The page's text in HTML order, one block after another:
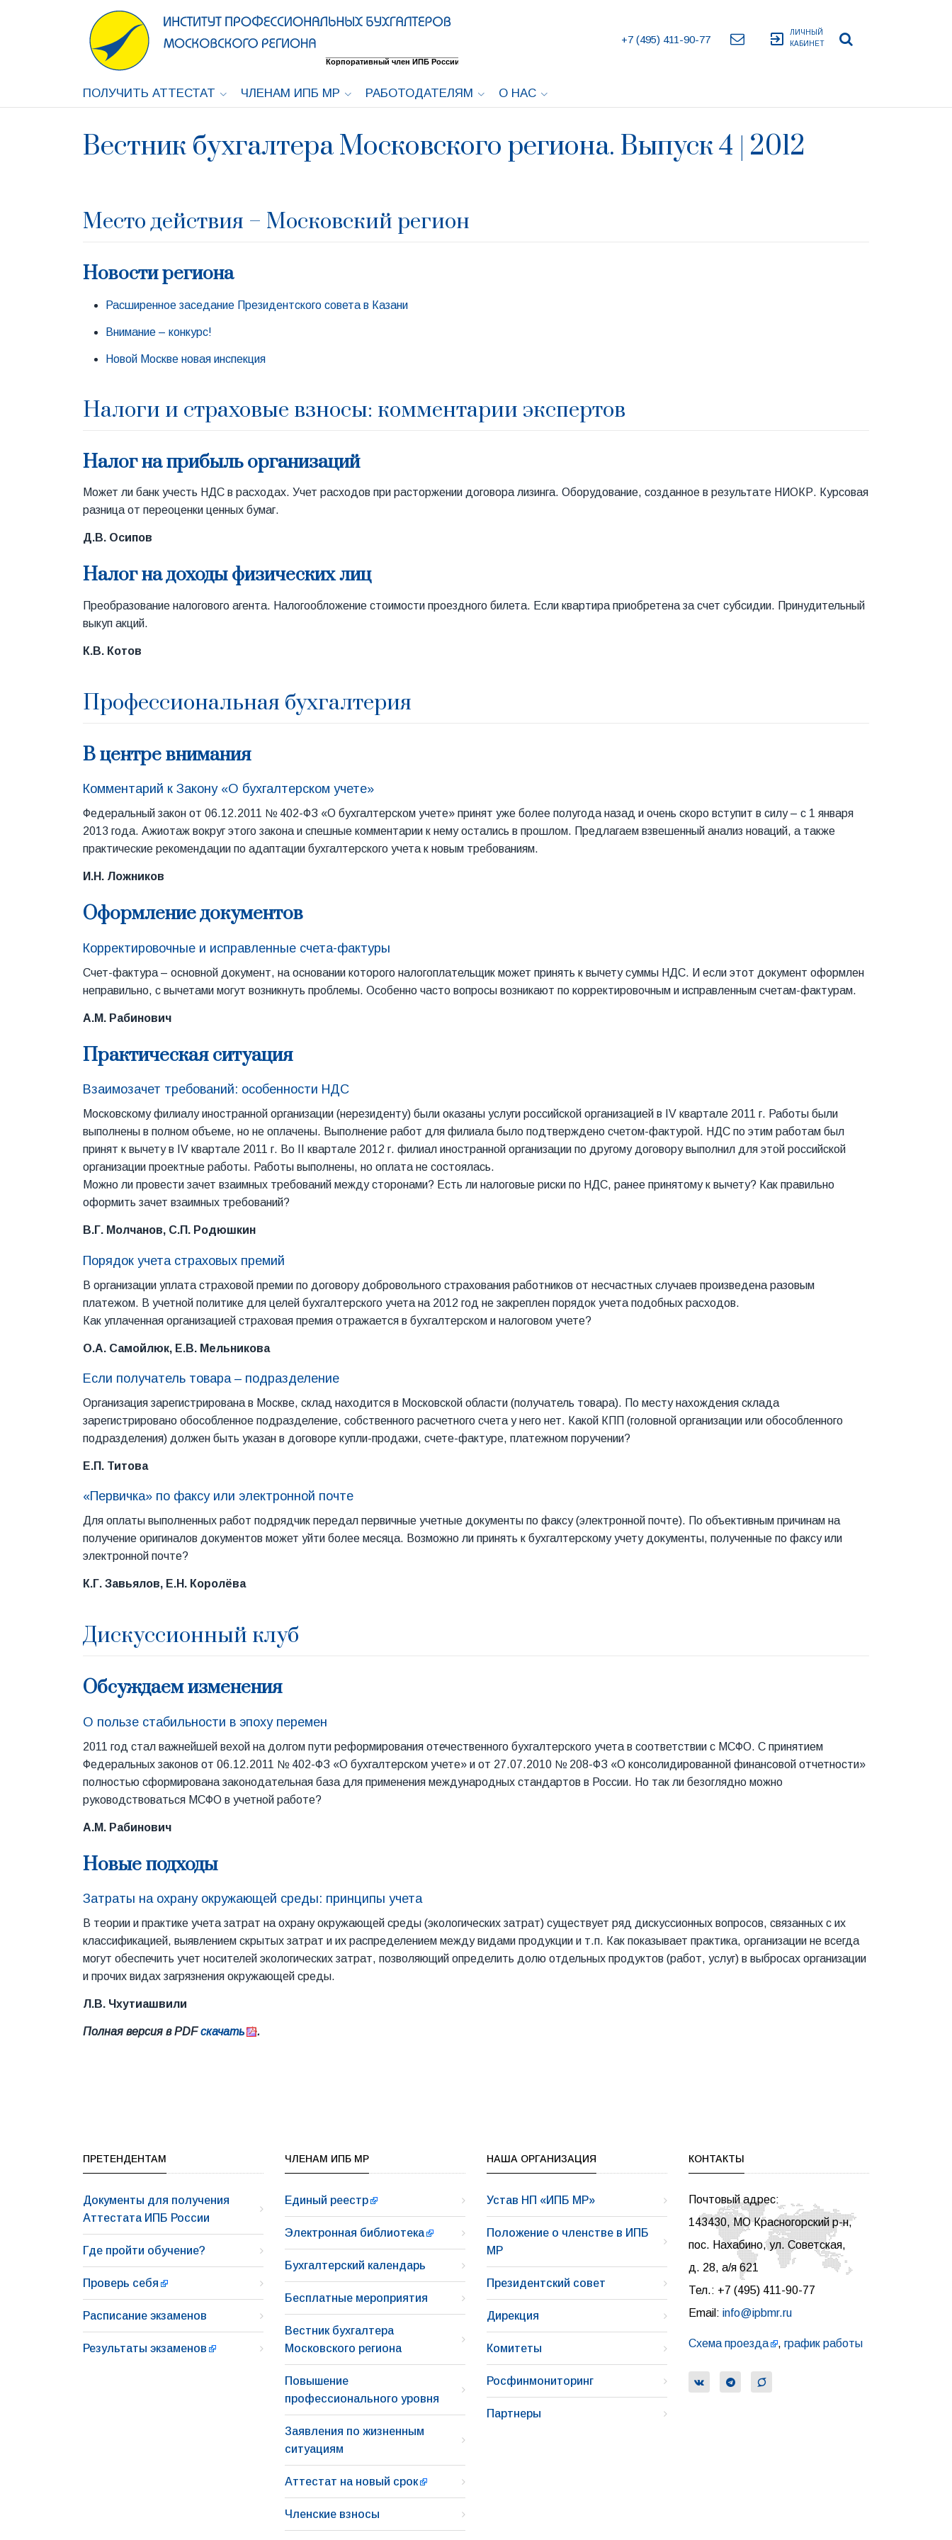
+7 (495) 411-90-77 exit_to_app
ЛИЧНЫЙ
КАБИНЕТ
ПОЛУЧИТЬ АТТЕСТАТ ЧЛЕНАМ ИПБ МР РАБОТОДАТЕЛЯМ О НАС
Вестник бухгалтера Московского региона. Выпуск 4 | 2012
Место действия – Московский регион
Новости региона
Расширенное заседание Президентского совета в Казани
Внимание – конкурс!
Новой Москве новая инспекция
Налоги и страховые взносы: комментарии экспертов
Налог на прибыль организаций
Может ли банк учесть НДС в расходах. Учет расходов при расторжении договора лизинга. Оборудование, созданное в результате НИОКР. Курсовая
разница от переоценки ценных бумаг.
Д.В. Осипов
Налог на доходы физических лиц
Преобразование налогового агента. Налогообложение стоимости проездного билета. Если квартира приобретена за счет субсидии. Принудительный
выкуп акций.
К.В. Котов
Профессиональная бухгалтерия
В центре внимания
Комментарий к Закону «О бухгалтерском учете»
Федеральный закон от 06.12.2011 № 402-ФЗ «О бухгалтерском учете» принят уже более полугода назад и очень скоро вступит в силу – с 1 января
2013 года. Ажиотаж вокруг этого закона и спешные комментарии к нему остались в прошлом. Предлагаем взвешенный анализ новаций, а также
практические рекомендации по адаптации бухгалтерского учета к новым требованиям.
И.Н. Ложников
Оформление документов
Корректировочные и исправленные счета-фактуры
Счет-фактура – основной документ, на основании которого налогоплательщик может принять к вычету суммы НДС. И если этот документ оформлен
неправильно, с вычетами могут возникнуть проблемы. Особенно часто вопросы возникают по корректировочным и исправленным счетам-фактурам.
А.М. Рабинович
Практическая ситуация
Взаимозачет требований: особенности НДС
Московскому филиалу иностранной организации (нерезиденту) были оказаны услуги российской организацией в IV квартале 2011 г. Работы были
выполнены в полном объеме, но не оплачены. Выполнение работ для филиала было подтверждено счетом-фактурой. НДС по этим работам был
принят к вычету в IV квартале 2011 г. Во II квартале 2012 г. филиал иностранной организации по другому договору выполнил для этой российской
организации проектные работы. Работы выполнены, но оплата не состоялась.
Можно ли провести зачет взаимных требований между сторонами? Есть ли налоговые риски по НДС, ранее принятому к вычету? Как правильно
оформить зачет взаимных требований?
В.Г. Молчанов, С.П. Родюшкин
Порядок учета страховых премий
В организации уплата страховой премии по договору добровольного страхования работников от несчастных случаев произведена разовым
платежом. В учетной политике для целей бухгалтерского учета на 2012 год не закреплен порядок учета подобных расходов.
Как уплаченная организацией страховая премия отражается в бухгалтерском и налоговом учете?
О.А. Самойлюк, Е.В. Мельникова
Если получатель товара – подразделение
Организация зарегистрирована в Москве, склад находится в Московской области (получатель товара). По месту нахождения склада
зарегистрировано обособленное подразделение, собственного расчетного счета у него нет. Какой КПП (головной организации или обособленного
подразделения) должен быть указан в договоре купли-продажи, счете-фактуре, платежном поручении?
Е.П. Титова
«Первичка» по факсу или электронной почте
Для оплаты выполненных работ подрядчик передал первичные учетные документы по факсу (электронной почте). По объективным причинам на
получение оригиналов документов может уйти более месяца. Возможно ли принять к бухгалтерскому учету документы, полученные по факсу или
электронной почте?
К.Г. Завьялов, Е.Н. Королёва
Дискуссионный клуб
Обсуждаем изменения
О пользе стабильности в эпоху перемен
2011 год стал важнейшей вехой на долгом пути реформирования отечественного бухгалтерского учета в соответствии с МСФО. С принятием
Федеральных законов от 06.12.2011 № 402-ФЗ «О бухгалтерском учете» и от 27.07.2010 № 208-ФЗ «О консолидированной финансовой отчетности»
полностью сформирована законодательная база для применения международных стандартов в России. Но так ли безоглядно можно
руководствоваться МСФО в учетной работе?
А.М. Рабинович
Новые подходы
Затраты на охрану окружающей среды: принципы учета
В теории и практике учета затрат на охрану окружающей среды (экологических затрат) существует ряд дискуссионных вопросов, связанных с их
классификацией, выявлением скрытых затрат и их распределением между видами продукции и т.п. Как показывает практика, организации не всегда
могут обеспечить учет носителей экологических затрат, позволяющий определить долю отдельных продуктов (работ, услуг) в выбросах организации
и прочих видах загрязнения окружающей среды.
Л.В. Чхутиашвили
Полная версия в PDFскачать .
ПРЕТЕНДЕНТАМ
Документы для получения
Аттестата ИПБ России
Где пройти обучение?
Проверь себя
Расписание экзаменов
Результаты экзаменов
ЧЛЕНАМ ИПБ МР
Единый реестр
Электронная библиотека
Бухгалтерский календарь
Бесплатные мероприятия
Вестник бухгалтера
Московского региона
Повышение
профессионального уровня
Заявления по жизненным
ситуациям
Аттестат на новый срок
Членские взносы
НАША ОРГАНИЗАЦИЯ
Устав НП «ИПБ МР»
Положение о членстве в ИПБ
МР
Президентский совет
Дирекция
Комитеты
Росфинмониторинг
Партнеры
КОНТАКТЫ
Почтовый адрес:
143430, МО Красногорский р-н,
пос. Нахабино, ул. Советская,
д. 28, а/я 621
Тел.: +7 (495) 411-90-77
Email: info@ipbmr.ru
Схема проезда , график работы